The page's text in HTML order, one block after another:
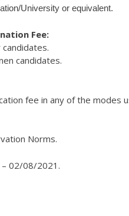
University or equivalent.
Fee:
candidates.
fee in any of the modes
Norms.
– 02/08/2021.